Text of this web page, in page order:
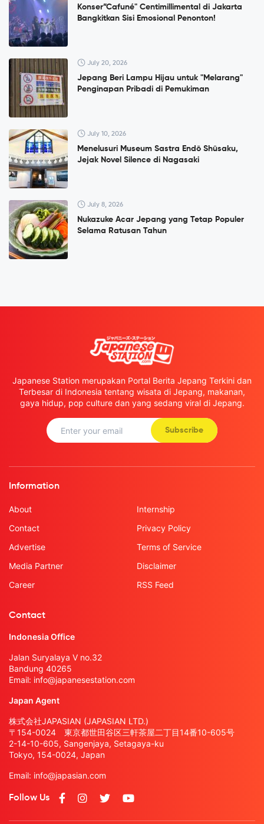
Konser”Cafuné" Centimillimental di Jakarta
Bangkitkan Sisi Emosional Penonton!
July 20, 2026
Jepang Beri Lampu Hijau untuk "Melarang"
Penginapan Pribadi di Pemukiman
July 10, 2026
Menelusuri Museum Sastra Endō Shūsaku,
Jejak Novel Silence di Nagasaki
July 8, 2026
Nukazuke Acar Jepang yang Tetap Populer
Selama Ratusan Tahun
Japanese Station merupakan Portal Berita Jepang Terkini dan
Terbesar di Indonesia tentang wisata di Jepang, makanan,
gaya hidup, pop culture dan yang sedang viral di Jepang.
Subscribe
Information
About
Contact
Advertise
Media Partner
Career
Internship
Privacy Policy
Terms of Service
Disclaimer
RSS Feed
Contact
Indonesia Office
Jalan Suryalaya V no.32
Bandung 40265
Email: info@japanesestation.com
Japan Agent
株式会社JAPASIAN (JAPASIAN LTD.)
〒154-0024 東京都世田谷区三軒茶屋二丁目14番10-605号
2-14-10-605, Sangenjaya, Setagaya-ku
Tokyo, 154-0024, Japan
Email: info@japasian.com
Follow Us